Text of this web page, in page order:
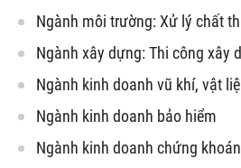
Ngành môi trường: Xử lý chất
Ngành xây dựng: Thi công xây
Ngành kinh doanh vũ khí, vật
Ngành kinh doanh bảo hiểm
Ngành kinh doanh chứng khoán